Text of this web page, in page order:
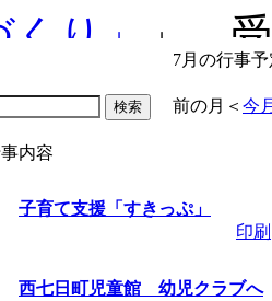
り」
」 受
流広場「
07/09～
こびる塾
期間：～
7月の行事
前の月 ＜ 今
内容
子育て支援「すきっぷ」
印刷
西七日町児童館 幼児クラブへ